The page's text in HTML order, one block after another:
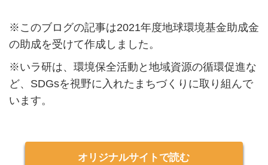
※このブログの記事は2021年度地球環境基金助成金
の助成を受けて作成しました。
※いラ研は、環境保全活動と地域資源の循環促進な
ど、SDGsを視野に入れたまちづくりに取り組んで
います。
オリジナルサイトで読む